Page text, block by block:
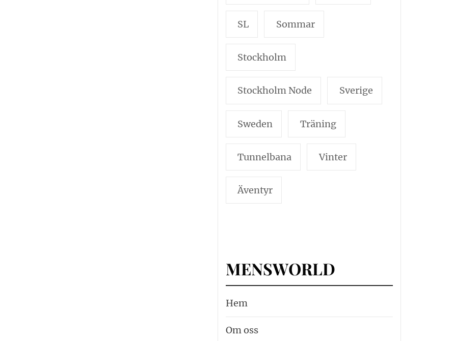
SL Sommar
Stockholm
Stockholm Node Sverige
Sweden Träning
Tunnelbana Vinter
Äventyr
MENSWORLD
Hem
Om oss